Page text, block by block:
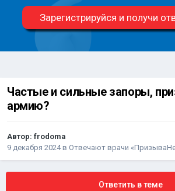
Зарегистрируйся и получи
Частые и сильные запоры,
армию?
Автор: frodoma
9 декабря 2024в Отвечают врачи
Ответить в теме